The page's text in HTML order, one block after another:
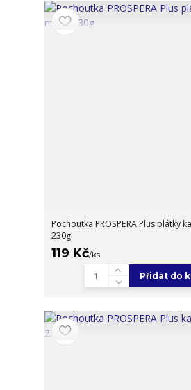
Pochoutka PROSPERA Plus plátky
230g
119 Kč/ks
Přidat do